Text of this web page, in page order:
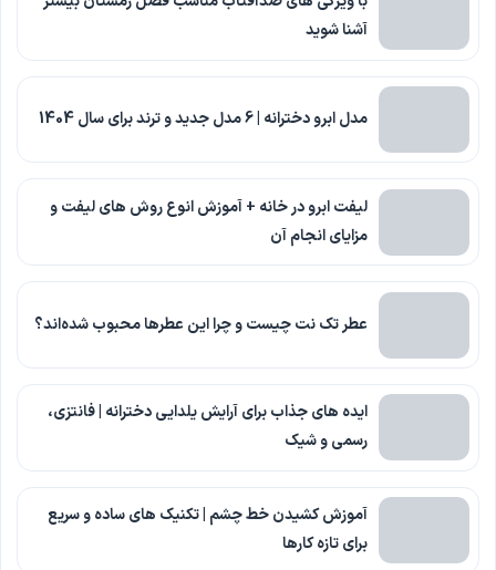
آشنا شوید
مدل ابرو دخترانه | 6 مدل جدید و ترند برای سال 1404
لیفت ابرو در خانه + آموزش انوع روش های لیفت و
مزایای انجام آن
عطر تک نت چیست و چرا این عطرها محبوب شده‌اند؟
ایده های جذاب برای آرایش یلدایی دخترانه | فانتزی،
رسمی و شیک
آموزش کشیدن خط چشم | تکنیک های ساده و سریع
برای تازه کارها